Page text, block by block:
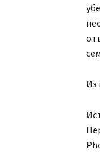
Из